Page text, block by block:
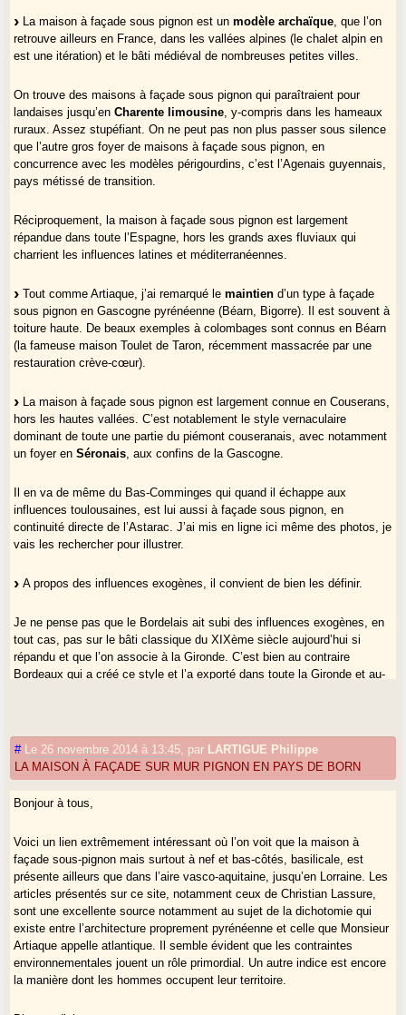
La maison à façade sous pignon est unmodèle archaïque , que l’on
retrouve ailleurs en France, dans les vallées alpines (le chalet alpin en
est une itération) et le bâti médiéval de nombreuses petites villes.
On trouve des maisons à façade sous pignon qui paraîtraient pour
landaises jusqu’enCharente limousine , y-compris dans les hameaux
ruraux. Assez stupéfiant. On ne peut pas non plus passer sous silence
que l’autre gros foyer de maisons à façade sous pignon, en
concurrence avec les modèles périgourdins, c’est l’Agenais guyennais,
pays métissé de transition.
Réciproquement, la maison à façade sous pignon est largement
répandue dans toute l’Espagne, hors les grands axes fluviaux qui
charrient les influences latines et méditerranéennes.
Tout comme Artiaque, j’ai remarqué lemaintien d’un type à façade
sous pignon en Gascogne pyrénéenne (Béarn, Bigorre). Il est souvent à
toiture haute. De beaux exemples à colombages sont connus en Béarn
(la fameuse maison Toulet de Taron, récemment massacrée par une
restauration crève-cœur).
La maison à façade sous pignon est largement connue en Couserans,
hors les hautes vallées. C’est notablement le style vernaculaire
dominant de toute une partie du piémont couseranais, avec notamment
un foyer enSéronais , aux confins de la Gascogne.
Il en va de même du Bas-Comminges qui quand il échappe aux
influences toulousaines, est lui aussi à façade sous pignon, en
continuité directe de l’Astarac. J’ai mis en ligne ici même des photos, je
vais les rechercher pour illustrer.
A propos des influences exogènes, il convient de bien les définir.
Je ne pense pas que le Bordelais ait subi des influences exogènes, en
tout cas, pas sur le bâti classique du XIXème siècle aujourd’hui si
répandu et que l’on associe à la Gironde. C’est bien au contraire
Bordeaux qui a créé ce style et l’a exporté dans toute la Gironde et au-
Les influences exogènes en Bordelais se font évidemment sentir en
revanche en Entre-deux-Mers, encore que j’ai détecté des maisons à
façade sous pignon, que je vais proposer ci-après. Il en va de même en
Médoc qui a adopté la maison que je dis vendéenne à défaut d’un
L’autre grande influence exogène, c’est Toulouse, assez notablement,
mais cette influence cesse assez vite dès que l’on quitte la vallée de la
Garonne : le contraste entre Auvillar et les villages lomagnols dans les
coteaux est saisissant.
# Le 26 novembre 2014 à 13:45 par LARTIGUE Philippe
LA MAISON À FAÇADE SUR MUR PIGNON EN PAYS DE BORN
Bonjour à tous,
Voici un lien extrêmement intéressant où l’on voit que la maison à
façade sous-pignon mais surtout à nef et bas-côtés, basilicale, est
présente ailleurs que dans l’aire vasco-aquitaine, jusqu’en Lorraine. Les
articles présentés sur ce site, notamment ceux de Christian Lassure,
sont une excellente source notamment au sujet de la dichotomie qui
existe entre l’architecture proprement pyrénéenne et celle que Monsieur
Artiaque appelle atlantique. Il semble évident que les contraintes
environnementales jouent un rôle primordial. Un autre indice est encore
la manière dont les hommes occupent leur territoire.